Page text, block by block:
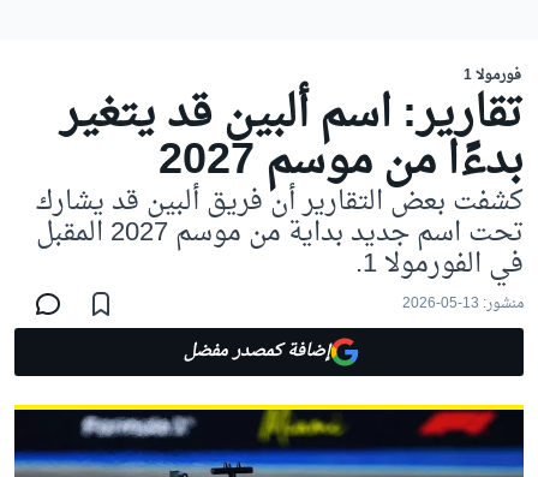
فورمولا 1
تقارير: اسم ألبين قد يتغير
بدءًا من موسم 2027
كشفت بعض التقارير أن فريق ألبين قد يشارك
تحت اسم جديد بداية من موسم 2027 المقبل
في الفورمولا 1.
منشور: 13-05-2026
إضافة كمصدر مفضل